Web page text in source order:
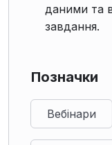
даними та
завдання.
Позначки
Вебінари